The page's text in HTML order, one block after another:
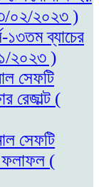
০২/২০২৩ )
১৩তম ব্যাচের
২০২৩ )
সেফটি
রেজাল্ট (
সেফটি
ফলাফল (